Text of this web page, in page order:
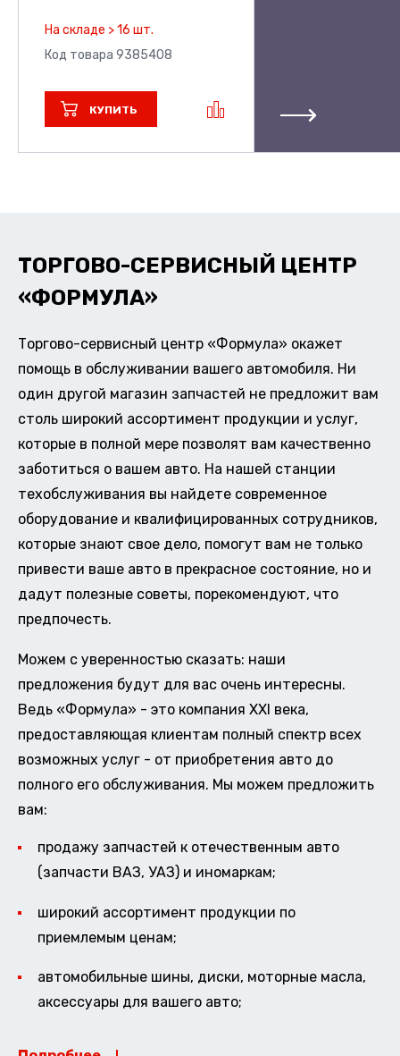
На складе > 16 шт.
Код товара 9385408
КУПИТЬ
ТОРГОВО-СЕРВИСНЫЙ ЦЕНТР
«ФОРМУЛА»
Торгово-сервисный центр «Формула» окажет
помощь в обслуживании вашего автомобиля. Ни
один другой магазин запчастей не предложит вам
столь широкий ассортимент продукции и услуг,
которые в полной мере позволят вам качественно
заботиться о вашем авто. На нашей станции
техобслуживания вы найдете современное
оборудование и квалифицированных сотрудников,
которые знают свое дело, помогут вам не только
привести ваше авто в прекрасное состояние, но и
дадут полезные советы, порекомендуют, что
предпочесть.
Можем с уверенностью сказать: наши
предложения будут для вас очень интересны.
Ведь «Формула» - это компания XXI века,
предоставляющая клиентам полный спектр всех
возможных услуг - от приобретения авто до
полного его обслуживания. Мы можем предложить
вам:
продажу запчастей к отечественным авто
(запчасти ВАЗ, УАЗ) и иномаркам;
широкий ассортимент продукции по
приемлемым ценам;
автомобильные шины, диски, моторные масла,
аксессуары для вашего авто;